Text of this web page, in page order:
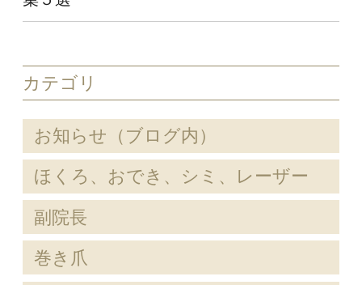
カテゴリ
お知らせ（ブログ内）
ほくろ、おでき、シミ、レーザー
副院長
巻き爪